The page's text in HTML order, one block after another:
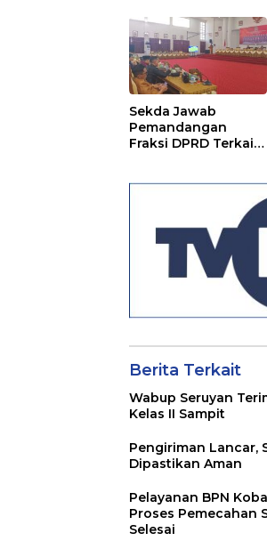
Kunjung Selesai
Sekda Jawab
Pemandangan
Fraksi DPRD Terkait
Berita Terkait
Wabup Seruyan
Kelas II Sampit
Pengiriman Lancar,
Dipastikan Aman
Pelayanan BPN
Proses Pemecahan
Selesai